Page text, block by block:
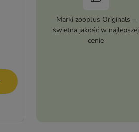
Marki zooplus Originals –
świetna jakość w najlepszej
cenie